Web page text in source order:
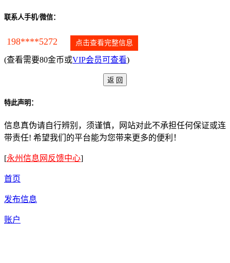
联系人手机/微信：
198****5272 点击查看完整信息
(查看需要80金币或VIP会员可查看)
特此声明：
信息真伪请自行辨别，须谨慎，网站对此不承担任何保证或连
带责任! 希望我们的平台能为您带来更多的便利！
[永州信息网反馈中心]
首页
发布信息
账户